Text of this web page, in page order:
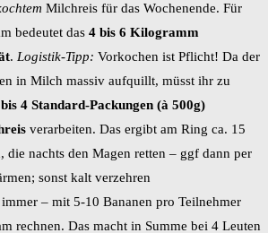
Milchreis für das Wochenende. Für
bedeutet das 4 bis 6 Kilogramm
. Logistik-Tipp: Vorkochen ist Pflicht! Da der
in Milch massiv aufquillt, müsst ihr zu
4 Standard-Packungen (à 500g)
verarbeiten. Das ergibt am Ring ca. 15
die nachts den Magen retten – ggf dann per
sonst kalt verzehren
immer – mit 5-10 Bananen pro Teilnehmer
rechnen. Das macht in Summe bei 4 Leuten